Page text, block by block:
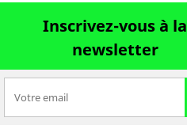
Inscrivez-vous à la
newsletter